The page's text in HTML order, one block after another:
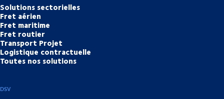
Solutions sectorielles
Fret aérien
Fret maritime
Fret routier
Transport Projet
Logistique contractuelle
Toutes nos solutions
DSV